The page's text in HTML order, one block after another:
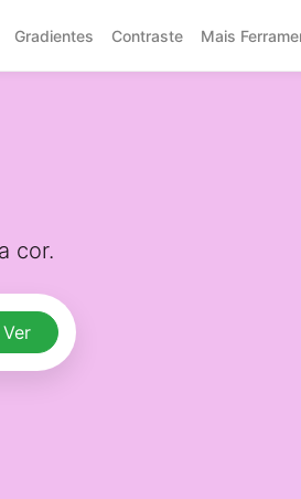
Gradientes Contraste Mais
cor.
Ver